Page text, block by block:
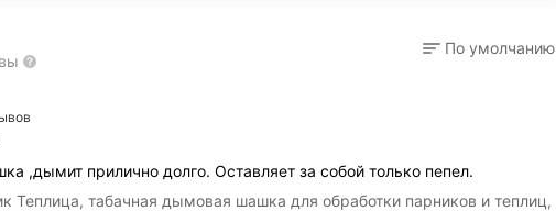
По умолчанию
,дымит прилично долго. Оставляет за собой только пепел.
Теплица, табачная дымовая шашка для обработки парников и теплиц,